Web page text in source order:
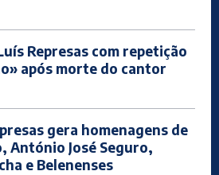
Represas com repetição
após morte do cantor
gera homenagens de
António José Seguro,
e Belenenses